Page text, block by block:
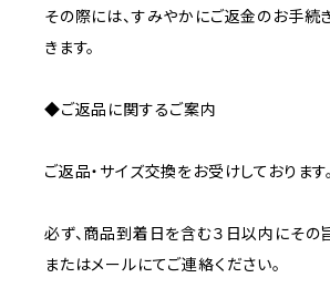
その際には、すみやかにご返金のお手続
きます。
◆ご返品に関するご案内
ご返品・サイズ交換をお受けしております。
必ず、商品到着日を含む３日以内にその
またはメールにてご連絡ください。